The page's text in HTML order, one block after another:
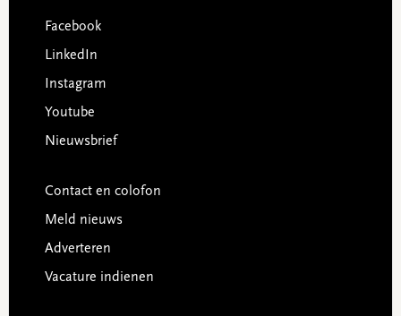
Facebook
LinkedIn
Instagram
Youtube
Nieuwsbrief
Contact en colofon
Meld nieuws
Adverteren
Vacature indienen